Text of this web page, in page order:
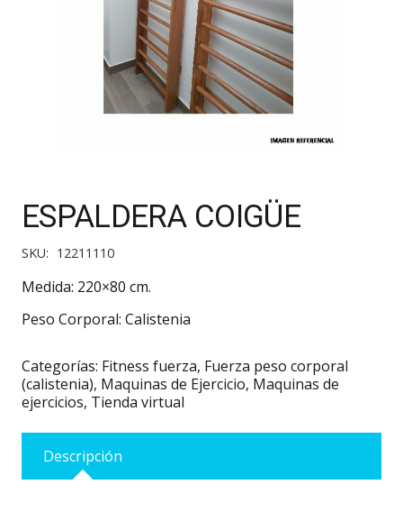
ESPALDERA COIGÜE
SKU: 12211110
Medida: 220×80 cm.
Peso Corporal: Calistenia
Categorías: Fitness fuerza, Fuerza peso corporal
(calistenia), Maquinas de Ejercicio, Maquinas de
ejercicios, Tienda virtual
Descripción